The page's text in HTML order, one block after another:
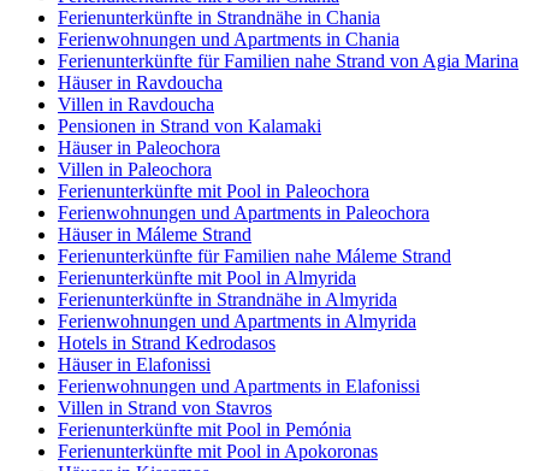
Ferienunterkünfte in Strandnähe in Chania
Ferienwohnungen und Apartments in Chania
Ferienunterkünfte für Familien nahe Strand von Agia Marina
Häuser in Ravdoucha
Villen in Ravdoucha
Pensionen in Strand von Kalamaki
Häuser in Paleochora
Villen in Paleochora
Ferienunterkünfte mit Pool in Paleochora
Ferienwohnungen und Apartments in Paleochora
Häuser in Máleme Strand
Ferienunterkünfte für Familien nahe Máleme Strand
Ferienunterkünfte mit Pool in Almyrida
Ferienunterkünfte in Strandnähe in Almyrida
Ferienwohnungen und Apartments in Almyrida
Hotels in Strand Kedrodasos
Häuser in Elafonissi
Ferienwohnungen und Apartments in Elafonissi
Villen in Strand von Stavros
Ferienunterkünfte mit Pool in Pemónia
Ferienunterkünfte mit Pool in Apokoronas